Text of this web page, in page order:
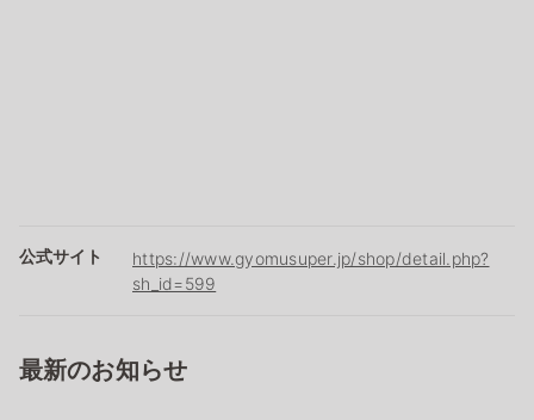
公式サイト
https://www.gyomusuper.jp/shop/detail.php?
sh_id=599
最新のお知らせ